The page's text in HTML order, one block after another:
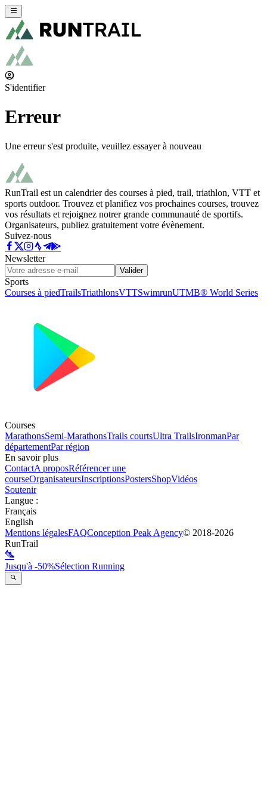
S'identifier
Erreur
Une erreur s'est produite, veuillez essayer à nouveau
RunTrail est un calendrier des courses à pied, trail, triathlon, VTT et
sports outdoor. Trouvez et planifiez vos prochaines courses, trouvez
vos résultats et rejoignez notrer grande communauté de sportifs.
Organisateurs, publiez gratuitement votre évènement.
Suivez-nous
Newsletter
Valider
Sports
Courses à piedTrailsTriathlonsVTTSwimrunUTMB® World Series
Courses
MarathonsSemi-MarathonsTrails courtsUltra TrailsIronmanPar
départementPar région
En savoir plus
ContactA proposRéférencer une
courseOrganisateursInscriptionsPostersShopVidéos
Soutenir
Langue :
Français
English
Mentions légalesFAQConception Peak Agency© 2018-2026
RunTrail
Jusqu'à -50%Sélection Running